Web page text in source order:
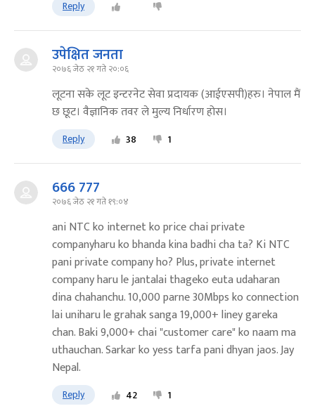
Reply
उपेक्षित जनता
२०७६ जेठ २१ गते २०:०६
लूटना सके लूट इन्टरनेट सेवा प्रदायक (आईएसपी)हरु। नेपाल मैं
छ छूट। वैज्ञानिक तवर ले मुल्य निर्धारण होस।
Reply 38 1
666 777
२०७६ जेठ २१ गते १९:०४
ani NTC ko internet ko price chai private
companyharu ko bhanda kina badhi cha ta? Ki NTC
pani private company ho? Plus, private internet
company haru le jantalai thageko euta udaharan
dina chahanchu. 10,000 parne 30Mbps ko connection
lai uniharu le grahak sanga 19,000+ liney gareka
chan. Baki 9,000+ chai "customer care" ko naam ma
uthauchan. Sarkar ko yess tarfa pani dhyan jaos. Jay
Nepal.
Reply 42 1